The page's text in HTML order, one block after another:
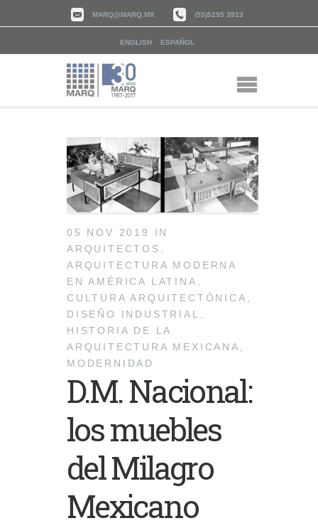
MARQ@MARQ.MX (55)5295 3923
ENGLISH ESPAÑOL
05 NOV 2019 IN
ARQUITECTOS ,
ARQUITECTURA MODERNA
EN AMÉRICA LATINA ,
CULTURA ARQUITECTÓNICA ,
DISEÑO INDUSTRIAL ,
HISTORIA DE LA
ARQUITECTURA MEXICANA ,
MODERNIDAD
D.M. Nacional:
los muebles
del Milagro
Mexicano